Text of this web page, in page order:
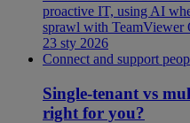
proactive IT, using AI
sprawl with TeamViewer
23 sty 2026
Connect and support
Single-tenant vs
right for you?